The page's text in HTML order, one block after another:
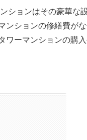
ションはその豪華な
ションの修繕費がな
ワーマンションの購